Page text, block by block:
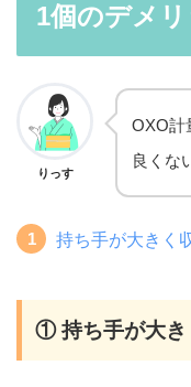
1個のデメリ
りっす
OXO計
良くな
持ち手が大きく
① 持ち手が大き